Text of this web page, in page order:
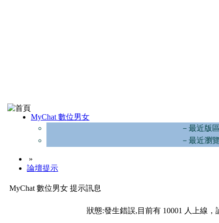
MyChat 數位男女
－最近版
－最近瀏
»
論壇提示
MyChat 數位男女 提示訊息
狀態:發生錯誤,目前有 10001 人上線